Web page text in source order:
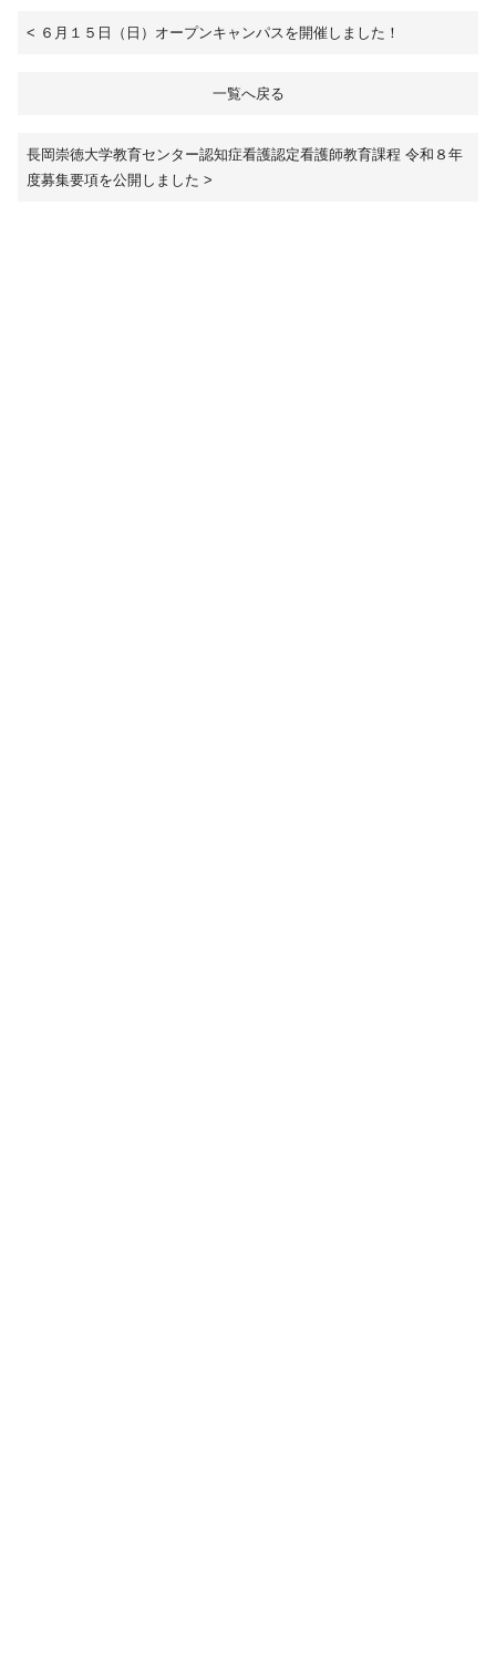
< ６月１５日（日）オープンキャンパスを開催しました！
一覧へ戻る
長岡崇徳大学教育センター認知症看護認定看護師教育課程 令和８年
度募集要項を公開しました >